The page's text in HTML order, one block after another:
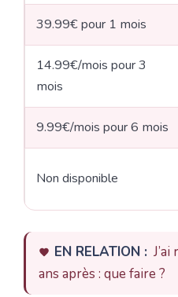
39.99€ pour 1 mois
14.99€/mois pour 3
mois
9.99€/mois pour 6 mois
Non disponible
EN RELATION :
ans après : que faire ?